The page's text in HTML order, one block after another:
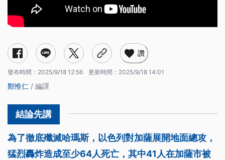
讚
發布時間： 2025/9/18 12:56 更新時間： 2025/9/18 14:01
鄭惟仁 / 編譯
為了徹底殲滅哈瑪斯，以色列對加薩展開地面總攻，
猛烈轟炸造成至少64人死亡，其中41人在加薩市被